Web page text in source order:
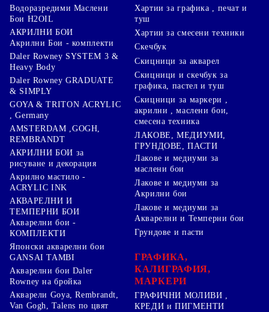
Водоразредими Маслени
Бои H2OIL
АКРИЛНИ БОИ
Акрилни Бои - комплекти
Daler Rowney SYSTEM 3 &
Heavy Body
Daler Rowney GRADUATE
& SIMPLY
GOYA & TRITON АCRYLIC
, Germany
AMSTERDAM ,GOGH,
REMBRANDT
АКРИЛНИ БОИ за
рисуване и декорация
Акрилно мастило -
ACRYLIC INK
АКВАРЕЛНИ И
ТЕМПЕРНИ БОИ
Акварелни бои -
КОМПЛЕКТИ
Японски акварелни бои
GANSAI TAMBI
Акварелни бои Daler
Rowney на бройка
Акварели Goya, Rembrandt,
Van Gogh, Talens по цвят
Хартии за графика , печат и
туш
Хартии за смесени техники
Скечбук
Скицници за акварел
Скицници и скечбук за
графика, пастел и туш
Скицници за маркери ,
акрилни , маслени бои,
смесена техника
ЛАКОВЕ, МЕДИУМИ,
ГРУНДОВЕ, ПАСТИ
Лакове и медиуми за
маслени бои
Лакове и медиуми за
Акрилни бои
Лакове и медиуми за
Акварелни и Темперни бои
Грундове и пасти
ГРАФИКА,
КАЛИГРАФИЯ,
МАРКЕРИ
ГРАФИЧНИ МОЛИВИ ,
КРЕДИ и ПИГМЕНТИ